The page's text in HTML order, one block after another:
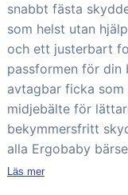
snabbt fästa
som helst utan
och ett justerbart
passformen för din
avtagbar ficka som
midjebälte för
bekymmersfritt
alla Ergobaby
Läs mer